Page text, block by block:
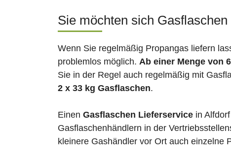
Sie möchten sich
Wenn Sie regelmäßig Propangas liefern
problemlos möglich. Ab einer Menge von
Sie in der Regel auch regelmäßig mit
2 x 33 kg Gasflaschen.
Einen Gasflaschen Lieferservice in
Gasflaschenhändlern in der
kleinere Gashändler vor Ort auch einzelne